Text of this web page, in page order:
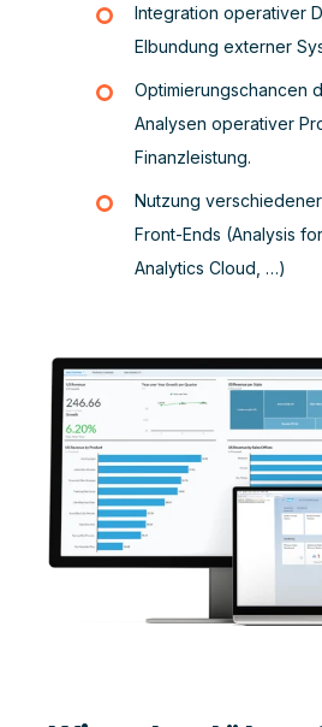
Integration operativer
EIbundung externer
Optimierungschancen
Analysen operativer
Finanzleistung.
Nutzung
Front-Ends (Analysis
Analytics Cloud, …)